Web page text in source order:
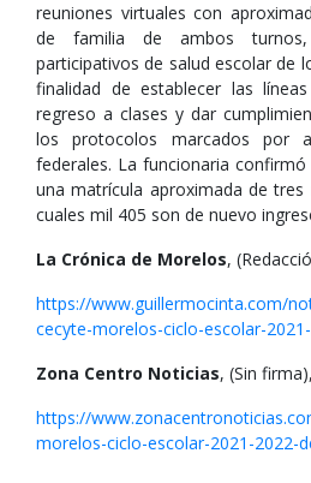
reuniones virtuales con
de familia de ambos
participativos de salud escolar de
finalidad de establecer las
regreso a clases y dar
los protocolos marcados por
federales. La funcionaria
una matrícula aproximada de
cuales mil 405 son de nuevo
La Crónica de Morelos,
https://www.guillermocinta.com/
cecyte-morelos-ciclo-escolar-
Zona Centro Noticias, (Sin firma),
https://
morelos-ciclo-escolar-2021-2022-